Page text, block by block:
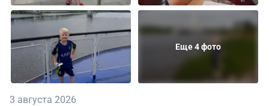
Еще 4 фото
3 августа 2026